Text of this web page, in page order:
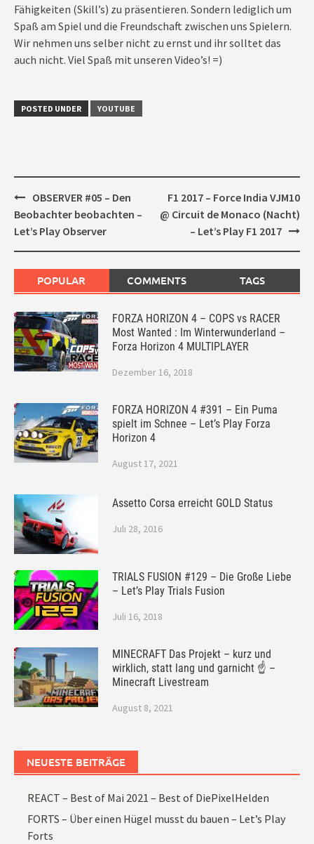
Fähigkeiten (Skill’s) zu präsentieren. Sondern lediglich um
Spaß am Spiel und die Freundschaft zwischen uns Spielern.
Wir nehmen uns selber nicht zu ernst und ihr solltet das
auch nicht. Viel Spaß mit unseren Video’s! =)
POSTED UNDER YOUTUBE
Post
navigation
OBSERVER #05 – Den
Beobachter beobachten –
Let’s Play Observer
F1 2017 – Force India VJM10
@ Circuit de Monaco (Nacht)
– Let’s Play F1 2017
POPULAR COMMENTS TAGS
FORZA HORIZON 4 – COPS vs RACER
Most Wanted : Im Winterwunderland –
Forza Horizon 4 MULTIPLAYER
Dezember 16, 2018
FORZA HORIZON 4 #391 – Ein Puma
spielt im Schnee – Let’s Play Forza
Horizon 4
August 17, 2021
Assetto Corsa erreicht GOLD Status
Juli 28, 2016
TRIALS FUSION #129 – Die Große Liebe
– Let’s Play Trials Fusion
Juli 16, 2018
MINECRAFT Das Projekt – kurz und
wirklich, statt lang und garnicht ☝ –
Minecraft Livestream
August 8, 2021
NEUESTE BEITRÄGE
REACT – Best of Mai 2021 – Best of DiePixelHelden
FORTS – Über einen Hügel musst du bauen – Let’s Play
Forts